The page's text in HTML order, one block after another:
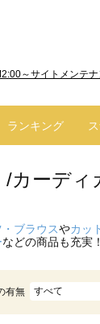
～サイトメンテ
ランキング
/カーディ
ブラウスやカッ
などの商品も充実！
有無 すべて